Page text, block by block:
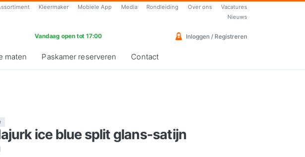
Kleermaker Mobiele App Media Rondleiding Over ons
Vacatures
Nieuws
Vandaag open tot 17:00 Inloggen / Registreren
maten Paskamer reserveren Contact
ice blue split glans-satijn